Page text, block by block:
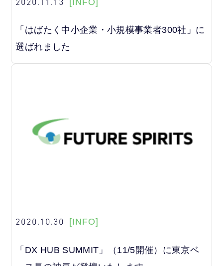
「はばたく中小企業・小規模事業者300社」に
選ばれました
2020.10.30 [INFO]
「DX HUB SUMMIT」（11/5開催）に東京ベ